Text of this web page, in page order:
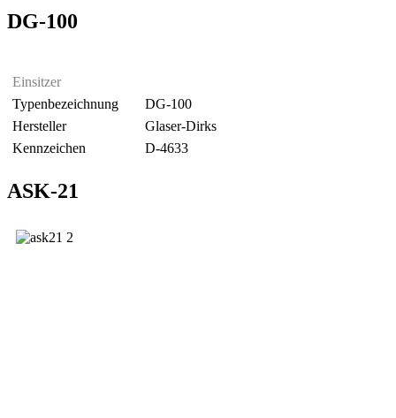
DG-100
Einsitzer
Typenbezeichnung
DG-100
Hersteller
Glaser-Dirks
Kennzeichen
D-4633
ASK-21